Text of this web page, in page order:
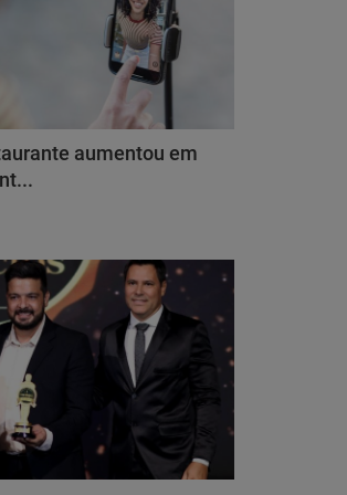
aumentou em